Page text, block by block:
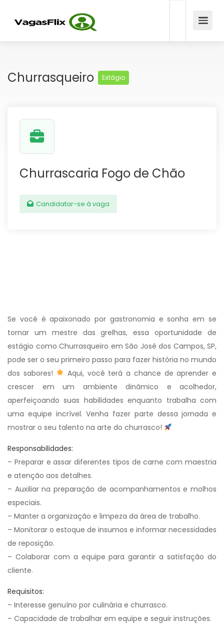
Churrasqueiro Estágio
Churrascaria Fogo de Chão
Candidatar-se à vaga
Se você é apaixonado por gastronomia e sonha em se
tornar um mestre das grelhas, essa oportunidade de
estágio como Churrasqueiro em São José dos Campos, SP,
pode ser o seu primeiro passo para fazer história no mundo
dos sabores!
Aqui, você terá a chance de aprender e
crescer em um ambiente dinâmico e acolhedor,
aperfeiçoando suas habilidades enquanto trabalha com
uma equipe incrível. Venha fazer parte dessa jornada e
mostrar o seu talento na arte do churrasco!
Responsabilidades:
– Preparar e assar diferentes tipos de carne com maestria
e atenção aos detalhes.
– Auxiliar na preparação de acompanhamentos e molhos
especiais.
– Manter a organização e limpeza da área de trabalho.
– Monitorar o estoque de insumos e informar necessidades
de reposição.
– Colaborar com a equipe para garantir a satisfação do
cliente.
Requisitos:
– Interesse genuíno por culinária e churrasco.
– Capacidade de trabalhar em equipe e seguir instruções.